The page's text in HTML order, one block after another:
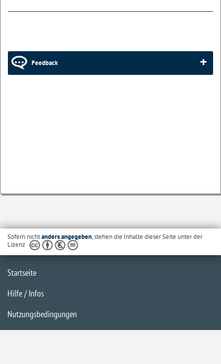
Feedback
Sofern nichtanders angegeben, stehen die Inhalte dieser Seite unter der
Lizenz
Startseite
Hilfe / Infos
Nutzungsbedingungen